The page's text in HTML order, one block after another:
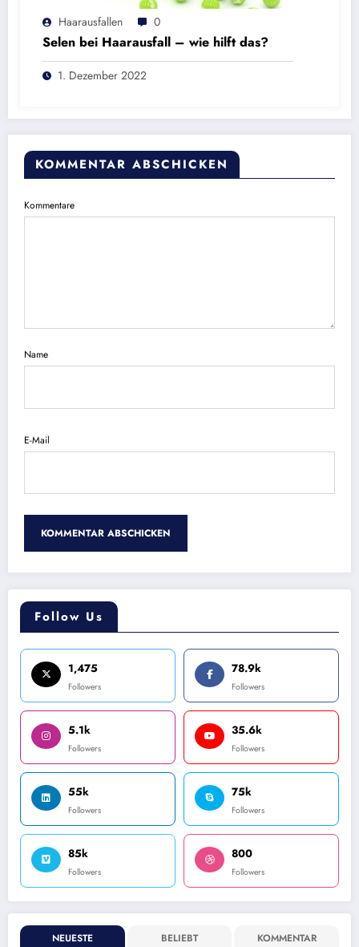
Haarausfallen 0
Selen bei Haarausfall – wie hilft das?
1. Dezember 2022
KOMMENTAR ABSCHICKEN
Kommentare
Name
E-Mail
Follow Us
1,475
Followers
78.9k
Followers
5.1k
Followers
35.6k
Followers
55k
Followers
75k
Followers
85k
Followers
800
Followers
NEUESTE BELIEBT KOMMENTAR